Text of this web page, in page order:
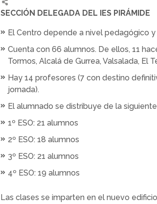
SECCIÓN DELEGADA DEL IES PIRÁMIDE
El Centro depende a nivel pedagógico
Cuenta con 66 alumnos. De ellos, 11
Tormos, Alcalá de Gurrea, Valsalada, El
Hay 14 profesores (7 con destino
jornada).
El alumnado se distribuye de la
1º ESO: 21 alumnos
2º ESO: 18 alumnos
3º ESO: 21 alumnos
4º ESO: 19 alumnos
Las clases se imparten en el nuevo